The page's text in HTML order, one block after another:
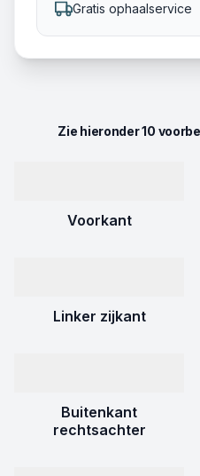
Gratis ophaalservice
Zie hieronder 10
Voorkant
Linker zijkant
Buitenkant
rechtsachter